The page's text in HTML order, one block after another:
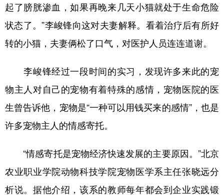
起了膀胱渗血，如果再晚来几天小猫就处于生命危险
状态了。”李峻锋向这对夫妻解释。看着治疗后有所好
转的小猫，夫妻俩松了口气，对医护人员连连道谢。
李峻锋经过一段时间的实习，发现许多来此的宠
物主人对自己的宠物有着特殊的感情，宠物医院的医
生曾告诉他，宠物是“一种可以用钱买来的感情”，也是
许多宠物主人的情感寄托。
“情感寄托是宠物经济快速发展的主要原因。”北京
农业职业学院动物科技学院宠物医学系主任张晓远分
析说。据他介绍，该系的教师每年都会到企业实践锻